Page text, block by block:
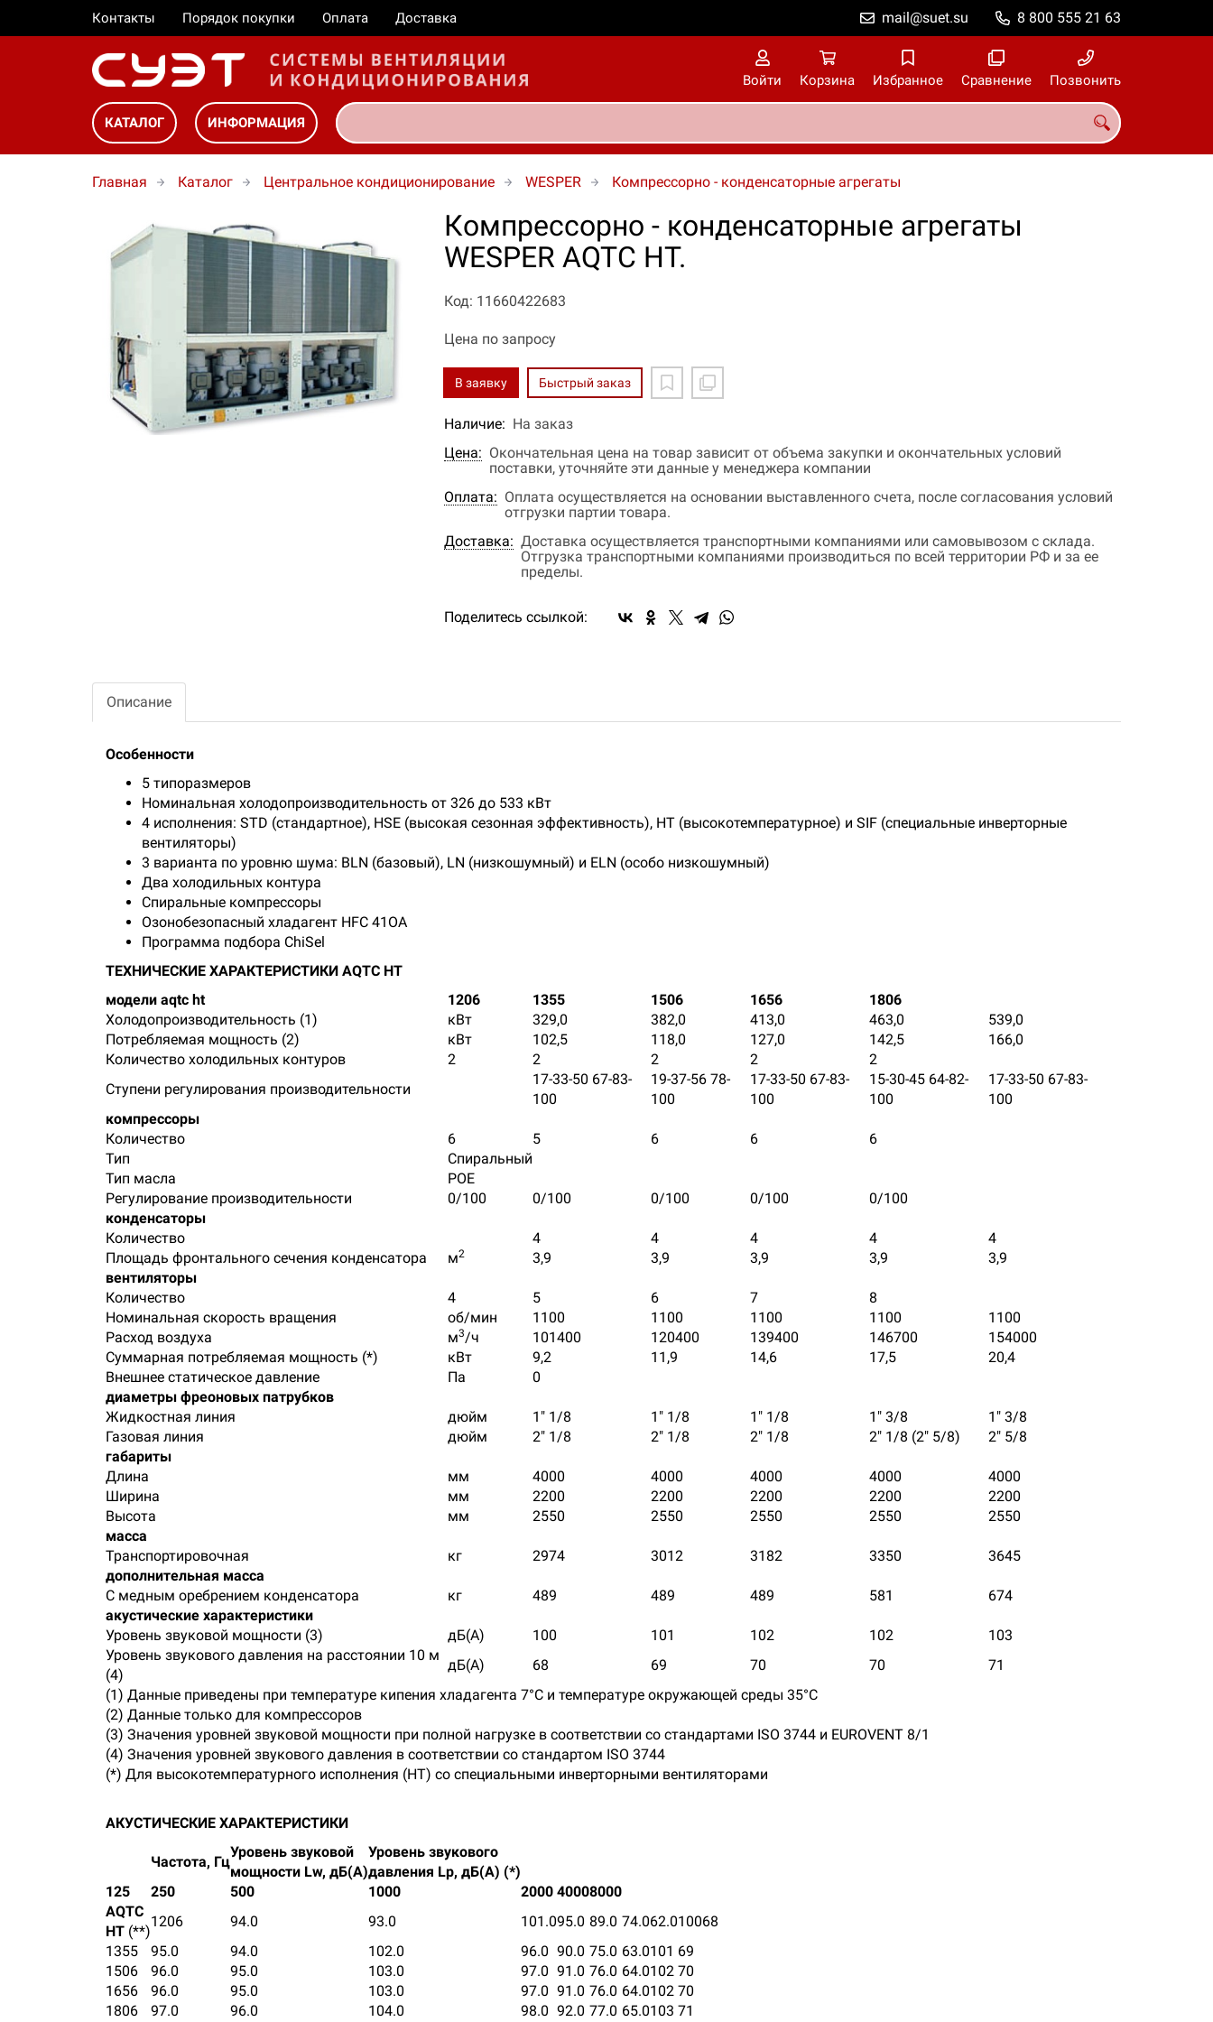
Контакты Порядок покупки Оплата Доставка 8 800 555 21 63
mail@suet.su
Войти Корзина Избранное Сравнение Позвонить
КАТАЛОГ ИНФОРМАЦИЯ
Главная Каталог Центральное кондиционирование WESPER Компрессорно - конденсаторные агрегаты
Компрессорно - конденсаторные агрегаты
WESPER AQTC HT.
Код: 11660422683
Цена по запросу
В заявку Быстрый заказ
Наличие: На заказ
Цена: Окончательная цена на товар зависит от объема закупки и окончательных условий
поставки, уточняйте эти данные у менеджера компании
Оплата: Оплата осуществляется на основании выставленного счета, после согласования условий
отгрузки партии товара.
Доставка: Доставка осуществляется транспортными компаниями или самовывозом с склада.
Отгрузка транспортными компаниями производиться по всей территории РФ и за ее
пределы.
Поделитесь ссылкой:
Описание
Особенности
5 типоразмеров
Номинальная холодопроизводительность от 326 до 533 кВт
4 исполнения: STD (стандартное), HSE (высокая сезонная эффективность), НТ (высокотемпературное) и SIF (специальные инверторные
вентиляторы)
3 варианта по уровню шума: BLN (базовый), LN (низкошумный) и ELN (особо низкошумный)
Два холодильных контура
Спиральные компрессоры
Озонобезопасный хладагент HFC 41ОА
Программа подбора ChiSel
ТЕХНИЧЕСКИЕ ХАРАКТЕРИСТИКИ AQTC HT
модели aqtc ht
1206 1355 1506 1656
1806
Холодопроизводительность (1)
кВт 329,0 382,0 413,0 463,0
539,0
Потребляемая мощность (2)
кВт 102,5 118,0 127,0 142,5
166,0
Количество холодильных контуров
2 2 2 2
2
Ступени регулирования производительности
17-33-50 67-83-
100
19-37-56 78-
100
17-33-50 67-83-
100
15-30-45 64-82-
100
17-33-50 67-83-
100
компрессоры
Количество
6 5 6 6
6
Тип
Спиральный
Тип масла
POE
Регулирование производительности
0/100 0/100 0/100 0/100
0/100
конденсаторы
Количество
4 4 4 4
4
Площадь фронтального сечения конденсатора
м2 3,9 3,9 3,9 3,9
3,9
вентиляторы
Количество
4 5 6 7
8
Номинальная скорость вращения
об/мин 1100 1100 1100 1100
1100
Расход воздуха
м3/ч 101400 120400 139400 146700
154000
Суммарная потребляемая мощность (*)
кВт 9,2 11,9 14,6 17,5
20,4
Внешнее статическое давление
Па
0
диаметры фреоновых патрубков
Жидкостная линия
дюйм 1" 1/8 1" 1/8 1" 1/8 1" 3/8
1" 3/8
Газовая линия
дюйм 2" 1/8 2" 1/8 2" 1/8 2" 1/8 (2" 5/8)
2" 5/8
габариты
Длина
мм 4000 4000 4000 4000
4000
Ширина
мм 2200 2200 2200 2200
2200
Высота
мм 2550 2550 2550 2550
2550
масса
Транспортировочная
кг 2974 3012 3182 3350
3645
дополнительная масса
С медным оребрением конденсатора
кг 489 489 489 581
674
акустические характеристики
Уровень звуковой мощности (3)
дБ(А) 100 101 102 102
103
Уровень звукового давления на расстоянии 10 м
(4)
дБ(А) 68 69 70 70
71
(1) Данные приведены при температуре кипения хладагента 7°C и температуре окружающей среды 35°С
(2) Данные только для компрессоров
(3) Значения уровней звуковой мощности при полной нагрузке в соответствии со стандартами ISO 3744 и EUROVENT 8/1
(4) Значения уровней звукового давления в соответствии со стандартом ISO 3744
(*) Для высокотемпературного исполнения (HT) со специальными инверторными вентиляторами
АКУСТИЧЕСКИЕ ХАРАКТЕРИСТИКИ
Частота, Гц
Уровень звуковой
мощности Lw, дБ(А)
Уровень звукового
давления Lp, дБ(А) (*)
125
250 500 1000 2000 40008000
AQTC
HT (**)
1206 94.0 93.0 101.095.0 89.0 74.062.010068
1355
95.0 94.0 102.0 96.0 90.0 75.0 63.0101 69
1506
96.0 95.0 103.0 97.0 91.0 76.0 64.0102 70
1656
96.0 95.0 103.0 97.0 91.0 76.0 64.0102 70
1806
97.0 96.0 104.0 98.0 92.0 77.0 65.0103 71